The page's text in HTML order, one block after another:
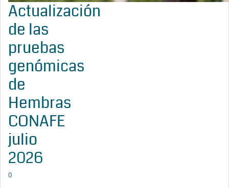
Actualización
de las
pruebas
genómicas
de
Hembras
CONAFE
julio
2026
0